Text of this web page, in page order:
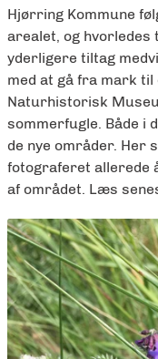
Hjørring Kommune
arealet, og hvorledes
yderligere tiltag
med at gå fra mark til
Naturhistorisk
sommerfugle. Både i
de nye områder. Her
fotograferet allerede
af området. Læs